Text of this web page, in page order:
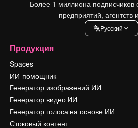
Более 1 миллиона подписчиков
предприятий, агентств
Pусский
Продукция
Spaces
ИИ-помощник
Генератор изображений ИИ
Генератор видео ИИ
Генератор голоса на основе ИИ
Стоковый контент